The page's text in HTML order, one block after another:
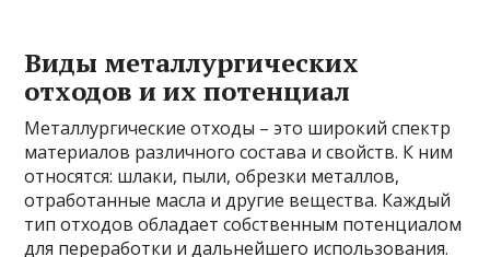
Виды металлургических
отходов и их потенциал
Металлургические отходы – это широкий спектр
материалов различного состава и свойств. К ним
относятся: шлаки, пыли, обрезки металлов,
отработанные масла и другие вещества. Каждый
тип отходов обладает собственным потенциалом
для переработки и дальнейшего использования.